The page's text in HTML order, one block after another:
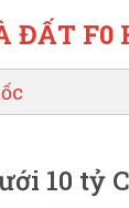
ĐẤT F0
10 tỷ